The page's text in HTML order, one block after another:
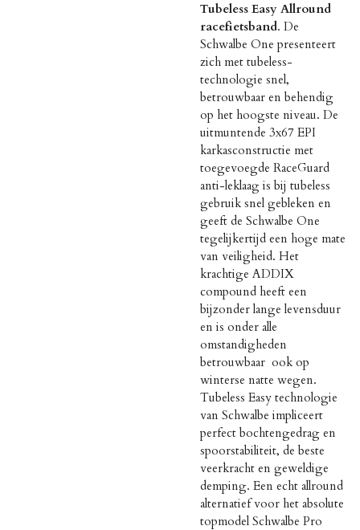
Tubeless Easy Allround
racefietsband. De
Schwalbe One presenteert
zich met tubeless-
technologie snel,
betrouwbaar en behendig
op het hoogste niveau. De
uitmuntende 3x67 EPI
karkasconstructie met
toegevoegde RaceGuard
anti-leklaag is bij tubeless
gebruik snel gebleken en
geeft de Schwalbe One
tegelijkertijd een hoge mate
van veiligheid. Het
krachtige ADDIX
compound heeft een
bijzonder lange levensduur
en is onder alle
omstandigheden
betrouwbaar  ook op
winterse natte wegen.
Tubeless Easy technologie
van Schwalbe impliceert
perfect bochtengedrag en
spoorstabiliteit, de beste
veerkracht en geweldige
demping. Een echt allround
alternatief voor het absolute
topmodel Schwalbe Pro